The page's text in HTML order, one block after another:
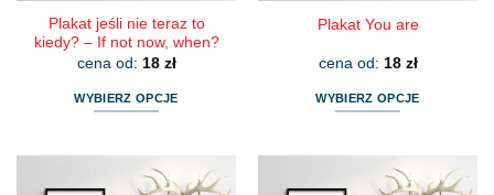
Plakat jeśli nie teraz to
kiedy? – If not now, when?
cena od: 18 zł
WYBIERZ OPCJE
Plakat You are
cena od: 18 zł
WYBIERZ OPCJE